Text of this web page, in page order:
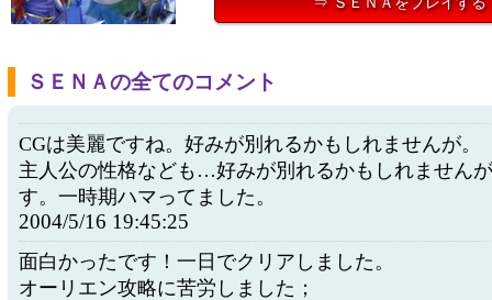
ＳＥＮＡの全てのコメント
CGは美麗ですね。好みが別れるかもしれませんが。
主人公の性格なども…好みが別れるかもしれません
す。一時期ハマってました。
2004/5/16 19:45:25
面白かったです！一日でクリアしました。
オーリエン攻略に苦労しました；